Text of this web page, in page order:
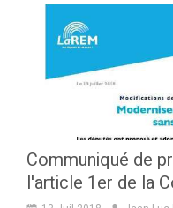
Communiqué de
l'article 1er de la